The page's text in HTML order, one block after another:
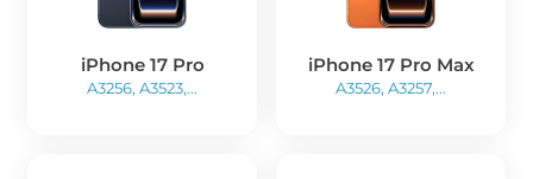
iPhone 17 Pro
A3256, A3523,...
iPhone 17 Pro Max
A3526, A3257,...